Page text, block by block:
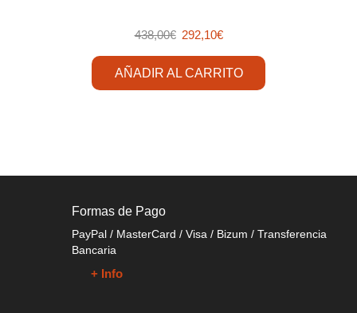
438,00€ 292,10€
AÑADIR AL CARRITO
Formas de Pago
PayPal / MasterCard / Visa / Bizum / Transferencia
Bancaria
+ Info